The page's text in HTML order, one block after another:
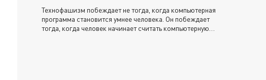
Технофашизм побеждает не тогда, когда компьютерная
программа становится умнее человека. Он побеждает
тогда, когда человек начинает считать компьютерную